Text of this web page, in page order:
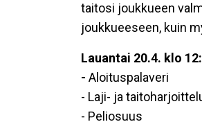
taitosi joukkueen
joukkueeseen, kuin
Lauantai 20.4. klo
- Aloituspalaveri
- Laji- ja
- Peliosuus